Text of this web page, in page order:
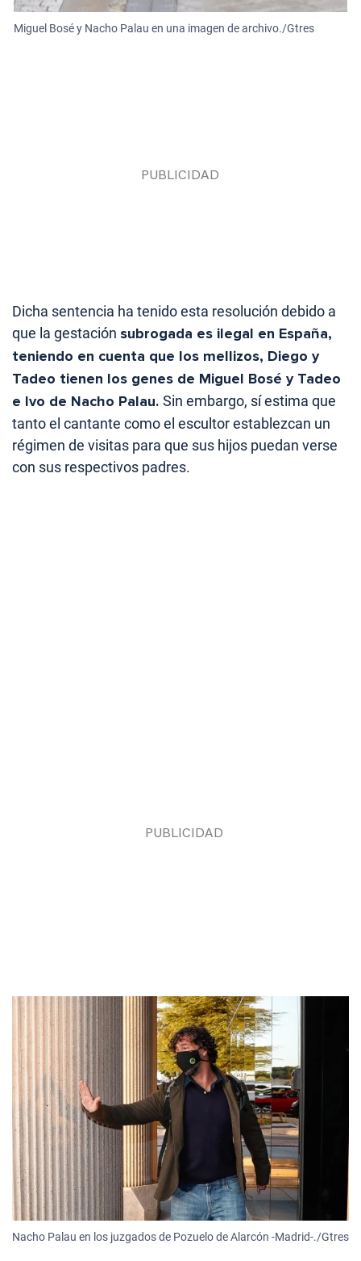
Miguel Bosé y Nacho Palau en una imagen de archivo./Gtres
Dicha sentencia ha tenido esta resolución debido a
que la gestación subrogada es ilegal en España,
teniendo en cuenta que los mellizos, Diego y
Tadeo tienen los genes de Miguel Bosé y Tadeo
e Ivo de Nacho Palau. Sin embargo, sí estima que
tanto el cantante como el escultor establezcan un
régimen de visitas para que sus hijos puedan verse
con sus respectivos padres.
Nacho Palau en los juzgados de Pozuelo de Alarcón -Madrid-./Gtres